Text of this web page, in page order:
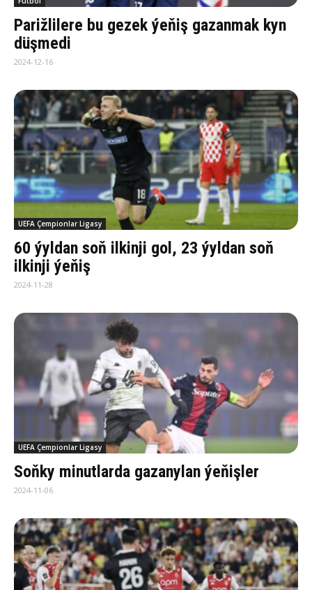
Parižlilere bu gezek ýeňiş gazanmak kyn
düşmedi
2024-12-16
UEFA Çempionlar Ligasy
60 ýyldan soň ilkinji gol, 23 ýyldan soň
ilkinji ýeňiş
2024-11-28
UEFA Çempionlar Ligasy
Soňky minutlarda gazanylan ýeňişler
2024-11-06